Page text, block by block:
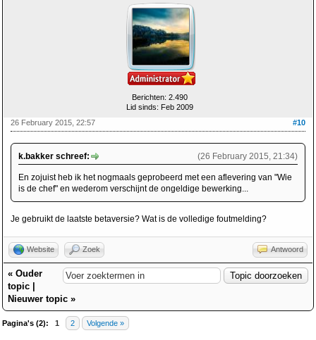
Berichten: 2.490
Lid sinds: Feb 2009
#10
26 February 2015, 22:57
(26 February 2015, 21:34)
k.bakker schreef:
En zojuist heb ik het nogmaals geprobeerd met een aflevering van "Wie
is de chef" en wederom verschijnt de ongeldige bewerking...
Je gebruikt de laatste betaversie? Wat is de volledige foutmelding?
Website Zoek Antwoord
« Ouder
topic
Nieuwer topic »
Pagina's (2): 1 2 Volgende »